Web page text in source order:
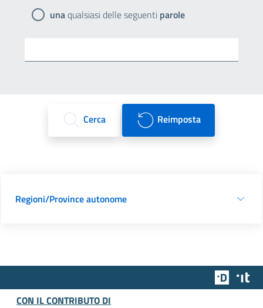
unaqualsiasi delle seguenti parole
Cerca Reimposta
Regioni/Province autonome
Team
CON IL CONTRIBUTO DI